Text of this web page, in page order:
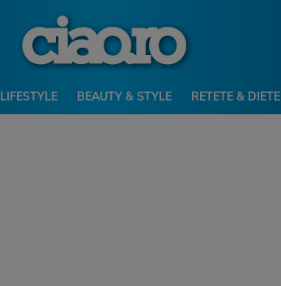
LIFESTYLE BEAUTY & STYLE RETETE & DIETE